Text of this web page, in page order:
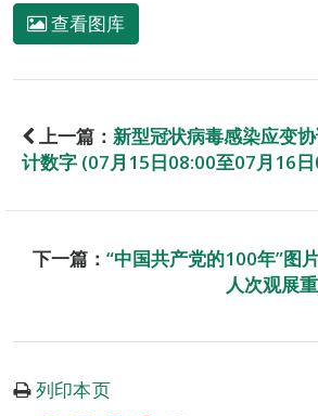
查看图库
上一篇： 新型冠状病毒感染应变
计数字 (07月15日08:00至07月16
下一篇： “中国共产党的100年”图
人次观展
列印本页